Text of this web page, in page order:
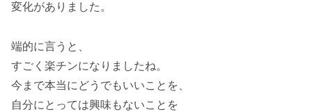
変化がありました。
端的に言うと、
すごく楽チンになりましたね。
今まで本当にどうでもいいことを、
自分にとっては興味もないことを